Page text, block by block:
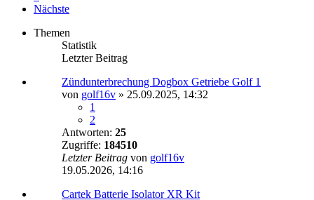
Nächste
Themen
Statistik
Letzter Beitrag
Zündunterbrechung Dogbox Getriebe Golf 1
von golf16v » 25.09.2025, 14:32
1
2
Antworten: 25
Zugriffe: 184510
Letzter Beitrag von golf16v
19.05.2026, 14:16
Cartek Batterie Isolator XR Kit